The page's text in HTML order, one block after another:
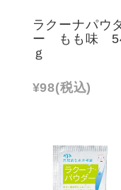
ラクーナパウ
ー もも味
ｇ
¥98(税込)